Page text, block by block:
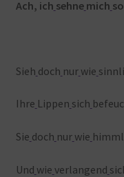
Ach, ich sehne mich
Sieh doch nur wie
Ihre Lippen sich
Sie doch nur wie
Und wie verlangend